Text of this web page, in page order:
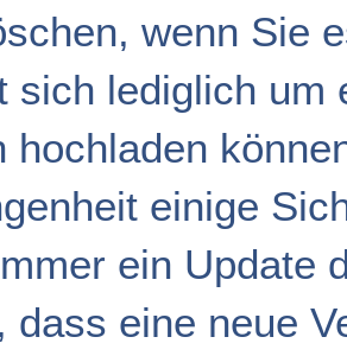
wenn Sie
sich lediglich um
hochladen
einige
ein Update
dass eine neue